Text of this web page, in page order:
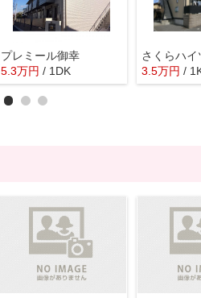
プレミール御幸
5.3万円 / 1DK
さくらハイ
3.5万円 /